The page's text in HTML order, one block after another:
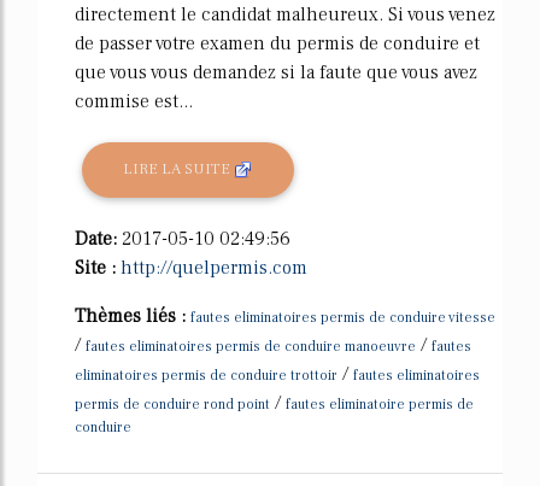
directement le candidat malheureux. Si vous venez
de passer votre examen du permis de conduire et
que vous vous demandez si la faute que vous avez
commise est...
LIRE LA SUITE
Date: 2017-05-10 02:49:56
Site : http://quelpermis.com
Thèmes liés : fautes eliminatoires permis de conduire vitesse
/ fautes eliminatoires permis de conduire manoeuvre / fautes
eliminatoires permis de conduire trottoir / fautes eliminatoires
permis de conduire rond point / fautes eliminatoire permis de
conduire